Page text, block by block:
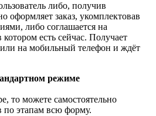
либо, получив
оформляет заказ, укомплектовав
либо соглашается на
есть сейчас. Получает
на мобильный телефон и ждёт
режиме
то можете самостоятельно
по этапам всю форму.